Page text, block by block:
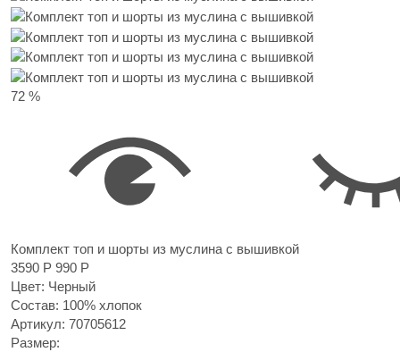
72 %
Комплект топ и шорты из муслина с вышивкой
3590 Р 990 Р
Цвет: Черный
Состав: 100% хлопок
Артикул: 70705612
Размер: